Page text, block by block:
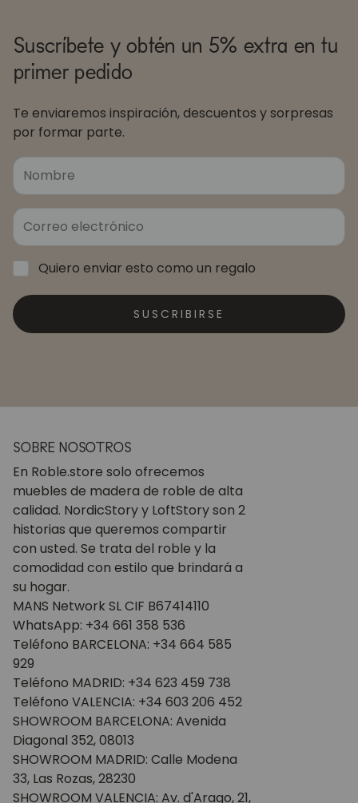
Suscríbete y obtén un 5% extra en tu
primer pedido
Te enviaremos inspiración, descuentos y sorpresas
por formar parte.
Quiero enviar esto como un regalo
SUSCRIBIRSE
SOBRE NOSOTROS
En Roble.store solo ofrecemos
muebles de madera de roble de alta
calidad. NordicStory y LoftStory son 2
historias que queremos compartir
con usted. Se trata del roble y la
comodidad con estilo que brindará a
su hogar.
MANS Network SL CIF B67414110
WhatsApp: +34 661 358 536
Teléfono BARCELONA: +34 664 585
929
Teléfono MADRID: +34 623 459 738
Teléfono VALENCIA: +34 603 206 452
SHOWROOM BARCELONA: Avenida
Diagonal 352, 08013
SHOWROOM MADRID: Calle Modena
33, Las Rozas, 28230
SHOWROOM VALENCIA: Av. d'Arago, 21,